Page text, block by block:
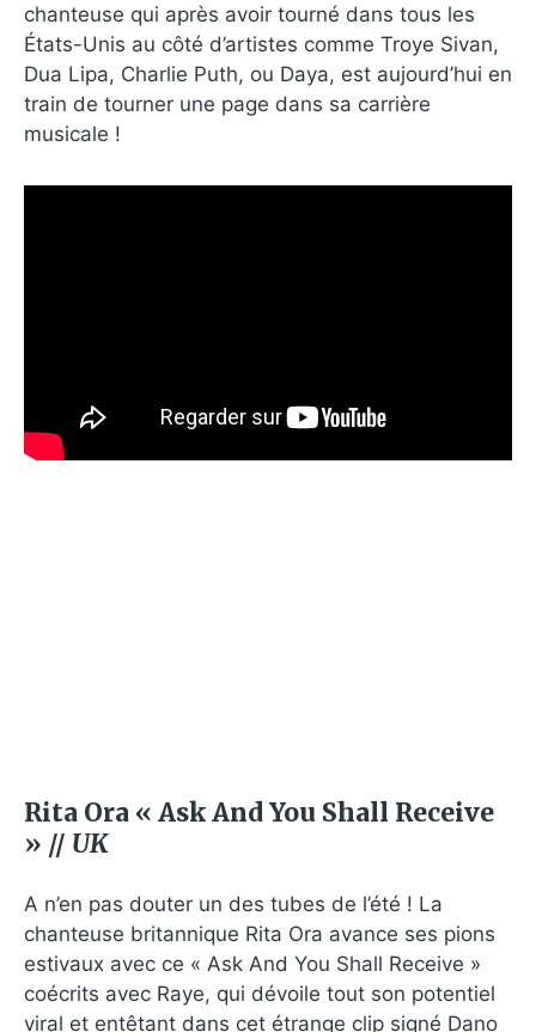
chanteuse qui après avoir tourné dans tous les
États-Unis au côté d’artistes comme Troye Sivan,
Dua Lipa, Charlie Puth, ou Daya, est aujourd’hui en
train de tourner une page dans sa carrière
musicale !
Rita Ora « Ask And You Shall Receive
» // UK
A n’en pas douter un des tubes de l’été ! La
chanteuse britannique Rita Ora avance ses pions
estivaux avec ce « Ask And You Shall Receive »
coécrits avec Raye, qui dévoile tout son potentiel
viral et entêtant dans cet étrange clip signé Dano